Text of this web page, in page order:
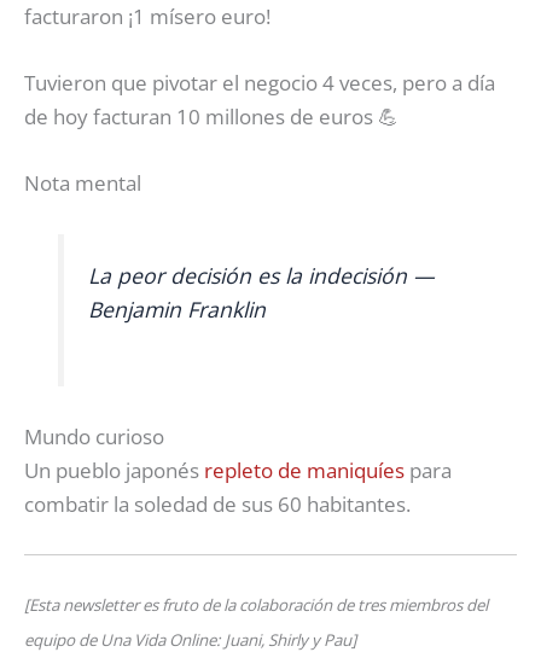
facturaron ¡1 mísero euro!
Tuvieron que pivotar el negocio 4 veces, pero a día
de hoy facturan 10 millones de euros 💪
Nota mental
La peor decisión es la indecisión —
Benjamin Franklin
Mundo curioso
Un pueblo japonés repleto de maniquíes para
combatir la soledad de sus 60 habitantes.
[Esta newsletter es fruto de la colaboración de tres miembros del
equipo de Una Vida Online: Juani, Shirly y Pau]